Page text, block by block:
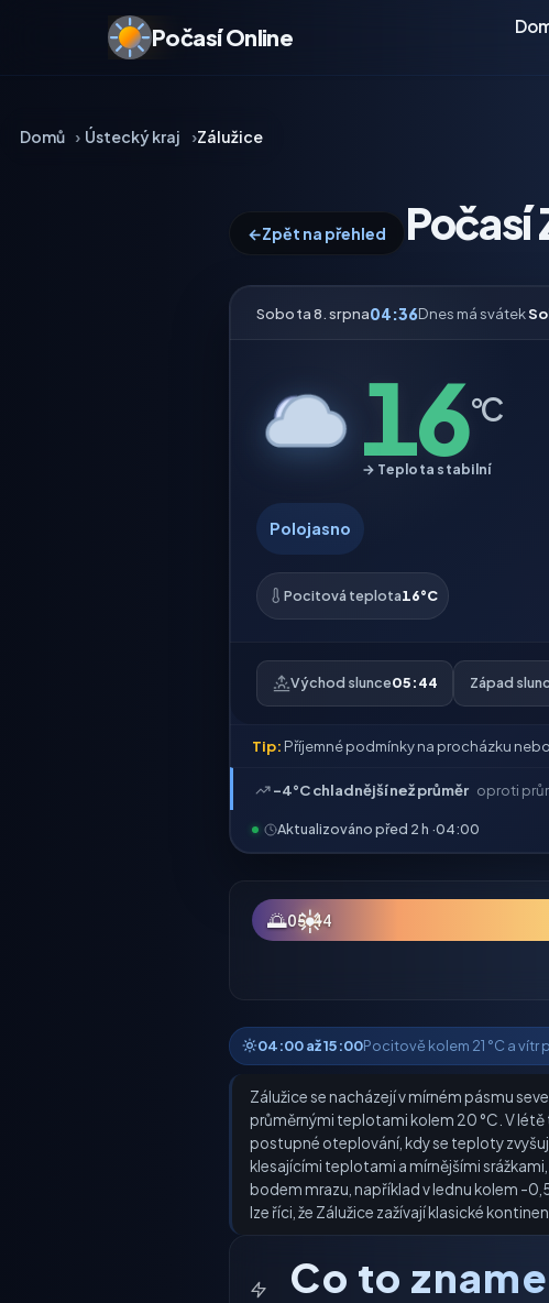
Počasí Online
Domů Ústecký kraj Zálužice
←Zpět na přehled Počasí
Sobota 8. srpna04:36Dnes má svátek
16°C
→ Teplota stabilní
Polojasno
Pocitová teplota16°C
Východ slunce05:44 Západ
Tip: Příjemné podmínky na procházku
-4°C chladnější než průměr oproti
Aktualizováno před 2 h ·04:00
🌅05:44
☀
04:00 až 15:00Pocitově kolem 21 °C a vítr
Zálužice se nacházejí v mírném pásmu
průměrnými teplotami kolem 20 °C. V létě
postupné oteplování, kdy se teploty
klesajícími teplotami a mírnějšími
bodem mrazu, například v lednu kolem -
lze říci, že Zálužice zažívají klasické
Co to